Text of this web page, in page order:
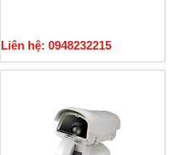
Liên hệ: 0948232215